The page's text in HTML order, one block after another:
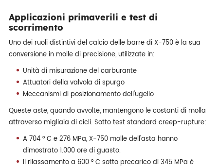
Applicazioni primaverili e test di
scorrimento
Uno dei ruoli distintivi del calcio delle barre di X-750 è la sua
conversione in molle di precisione, utilizzate in:
Unità di misurazione del carburante
Attuatori della valvola di spurgo
Meccanismi di posizionamento dell'ugello
Queste aste, quando avvolte, mantengono le costanti di molla
attraverso migliaia di cicli. Sotto test standard creep-rupture:
A 704 ° C e 276 MPa, X-750 molle dell'asta hanno
dimostrato 1.000 ore di guasto.
Il rilassamento a 600 ° C sotto precarico di 345 MPa è